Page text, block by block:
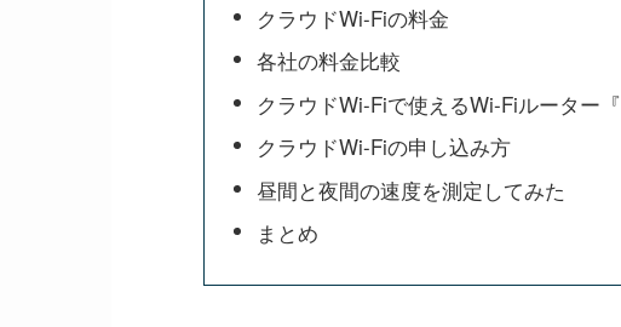
クラウドWi-Fiの料金
各社の料金比較
クラウドWi-Fiで使えるWi-Fiルーター『
クラウドWi-Fiの申し込み方
昼間と夜間の速度を測定してみた
まとめ